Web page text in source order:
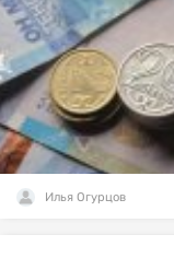
Илья Огурцов